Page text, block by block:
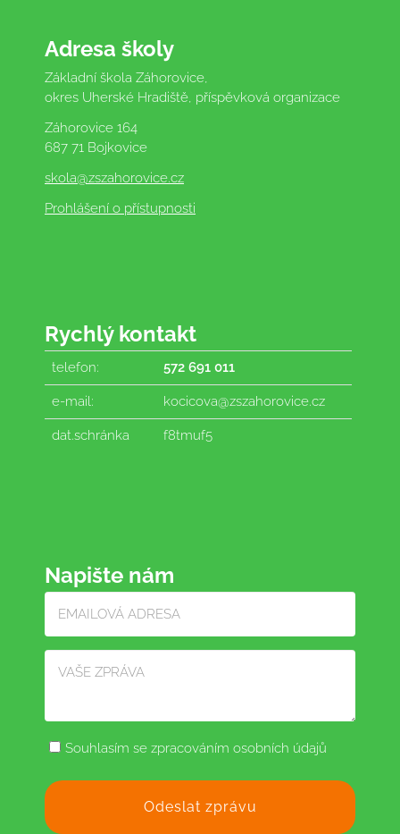
Adresa školy
Základní škola Záhorovice,
okres Uherské Hradiště, příspěvková organizace
Záhorovice 164
687 71 Bojkovice
skola@zszahorovice.cz
Prohlášení o přístupnosti
Rychlý kontakt
telefon: 572 691 011
e-mail: kocicova@zszahorovice.cz
dat.schránka f8tmuf5
Napište nám
Souhlasím se zpracováním osobních údajů